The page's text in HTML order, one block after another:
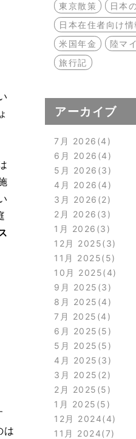
は
東京散策
日本
日本在住者向け情
米国年金
陸マ
旅行記
アーカイブ
7月 2026 4
6月 2026 4
5月 2026 3
4月 2026 4
3月 2026 2
2月 2026 3
1月 2026 3
12月 2025 3
11月 2025 5
10月 2025 4
9月 2025 3
8月 2025 4
7月 2025 4
6月 2025 5
5月 2025 5
4月 2025 3
3月 2025 2
2月 2025 5
1月 2025 5
12月 2024 4
11月 2024 7